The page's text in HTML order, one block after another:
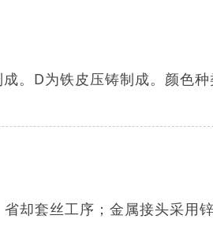
。D为铁皮压铸制成。颜色
却套丝工序；金属接头采用